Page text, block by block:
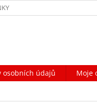
osobních údajů
Moje